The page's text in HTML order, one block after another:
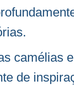
camélias
de